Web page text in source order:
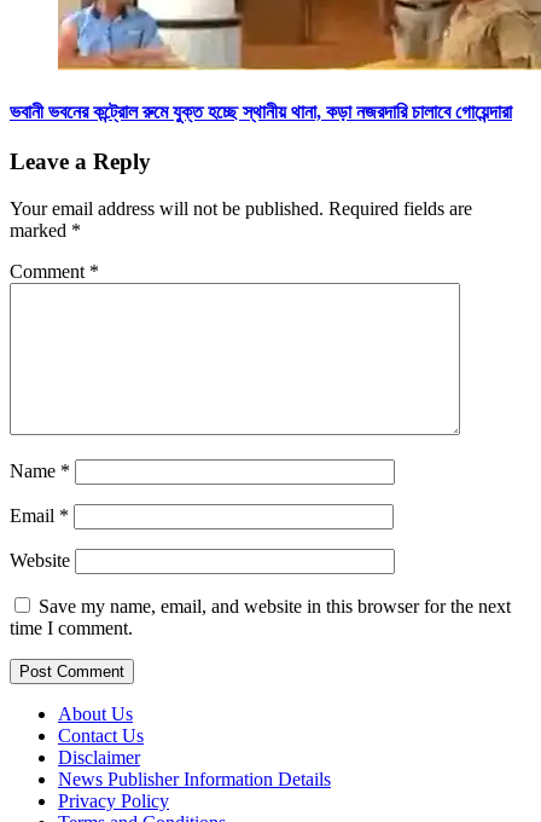
ভবানী ভবনের কন্ট্রোল রুমে যুক্ত হচ্ছে স্থানীয় থানা, কড়া নজরদারি চালাবে গোয়েন্দারা
Leave a Reply
Your email address will not be published. Required fields are
marked *
Comment *
Name *
Email *
Website
Save my name, email, and website in this browser for the next
time I comment.
About Us
Contact Us
Disclaimer
News Publisher Information Details
Privacy Policy